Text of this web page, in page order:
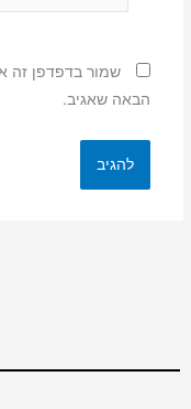
שמור בדפדפן זה
הבאה שאגיב.